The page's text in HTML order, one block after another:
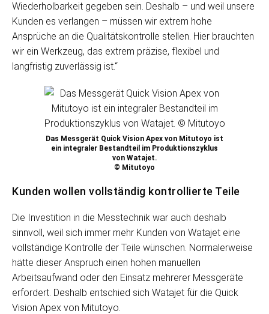
Wiederholbarkeit gegeben sein. Deshalb – und weil unsere
Kunden es verlangen – müssen wir extrem hohe
Ansprüche an die Qualitätskontrolle stellen. Hier brauchten
wir ein Werkzeug, das extrem präzise, flexibel und
langfristig zuverlässig ist.“
Das Messgerät Quick Vision Apex von Mitutoyo ist
ein integraler Bestandteil im Produktionszyklus
von Watajet.
© Mitutoyo
Kunden wollen vollständig kontrollierte Teile
Die Investition in die Messtechnik war auch deshalb
sinnvoll, weil sich immer mehr Kunden von Watajet eine
vollständige Kontrolle der Teile wünschen. Normalerweise
hätte dieser Anspruch einen hohen manuellen
Arbeitsaufwand oder den Einsatz mehrerer Messgeräte
erfordert. Deshalb entschied sich Watajet für die Quick
Vision Apex von Mitutoyo.